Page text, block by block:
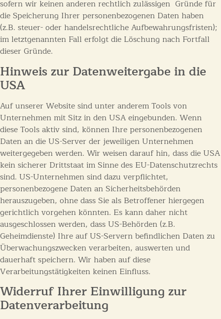
sofern wir keinen anderen rechtlich zulässigen Gründe für
die Speicherung Ihrer personenbezogenen Daten haben
(z.B. steuer- oder handelsrechtliche Aufbewahrungsfristen);
im letztgenannten Fall erfolgt die Löschung nach Fortfall
dieser Gründe.
Hinweis zur Datenweitergabe in die
USA
Auf unserer Website sind unter anderem Tools von
Unternehmen mit Sitz in den USA eingebunden. Wenn
diese Tools aktiv sind, können Ihre personenbezogenen
Daten an die US-Server der jeweiligen Unternehmen
weitergegeben werden. Wir weisen darauf hin, dass die USA
kein sicherer Drittstaat im Sinne des EU-Datenschutzrechts
sind. US-Unternehmen sind dazu verpflichtet,
personenbezogene Daten an Sicherheitsbehörden
herauszugeben, ohne dass Sie als Betroffener hiergegen
gerichtlich vorgehen könnten. Es kann daher nicht
ausgeschlossen werden, dass US-Behörden (z.B.
Geheimdienste) Ihre auf US-Servern befindlichen Daten zu
Überwachungszwecken verarbeiten, auswerten und
dauerhaft speichern. Wir haben auf diese
Verarbeitungstätigkeiten keinen Einfluss.
Widerruf Ihrer Einwilligung zur
Datenverarbeitung